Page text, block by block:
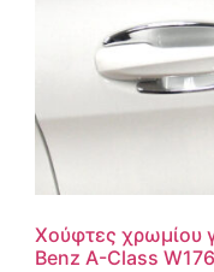
Χούφτες χρωμίου
Benz A-Class